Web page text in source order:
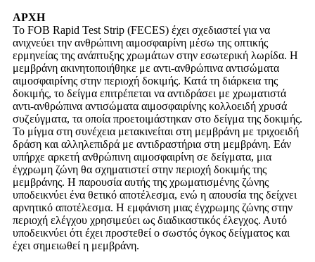
ΑΡΧΗ
Το FOB Rapid Test Strip (FECES) έχει σχεδιαστεί για να
ανιχνεύει την ανθρώπινη αιμοσφαιρίνη μέσω της οπτικής
ερμηνείας της ανάπτυξης χρωμάτων στην εσωτερική λωρίδα. Η
μεμβράνη ακινητοποιήθηκε με αντι-ανθρώπινα αντισώματα
αιμοσφαιρίνης στην περιοχή δοκιμής. Κατά τη διάρκεια της
δοκιμής, το δείγμα επιτρέπεται να αντιδράσει με χρωματιστά
αντι-ανθρώπινα αντισώματα αιμοσφαιρίνης κολλοειδή χρυσά
συζεύγματα, τα οποία προετοιμάστηκαν στο δείγμα της δοκιμής.
Το μίγμα στη συνέχεια μετακινείται στη μεμβράνη με τριχοειδή
δράση και αλληλεπιδρά με αντιδραστήρια στη μεμβράνη. Εάν
υπήρχε αρκετή ανθρώπινη αιμοσφαιρίνη σε δείγματα, μια
έγχρωμη ζώνη θα σχηματιστεί στην περιοχή δοκιμής της
μεμβράνης. Η παρουσία αυτής της χρωματισμένης ζώνης
υποδεικνύει ένα θετικό αποτέλεσμα, ενώ η απουσία της δείχνει
αρνητικό αποτέλεσμα. Η εμφάνιση μιας έγχρωμης ζώνης στην
περιοχή ελέγχου χρησιμεύει ως διαδικαστικός έλεγχος. Αυτό
υποδεικνύει ότι έχει προστεθεί ο σωστός όγκος δείγματος και
έχει σημειωθεί η μεμβράνη.